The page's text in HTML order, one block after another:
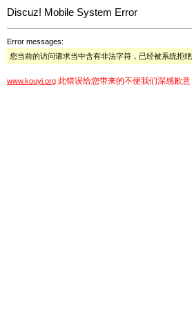
Discuz! Mobile System Error
Error messages:
您当前的访问请求当中含有非法字符，已经被系统拒绝
www.kouyi.org 此错误给您带来的不便我们深感歉意